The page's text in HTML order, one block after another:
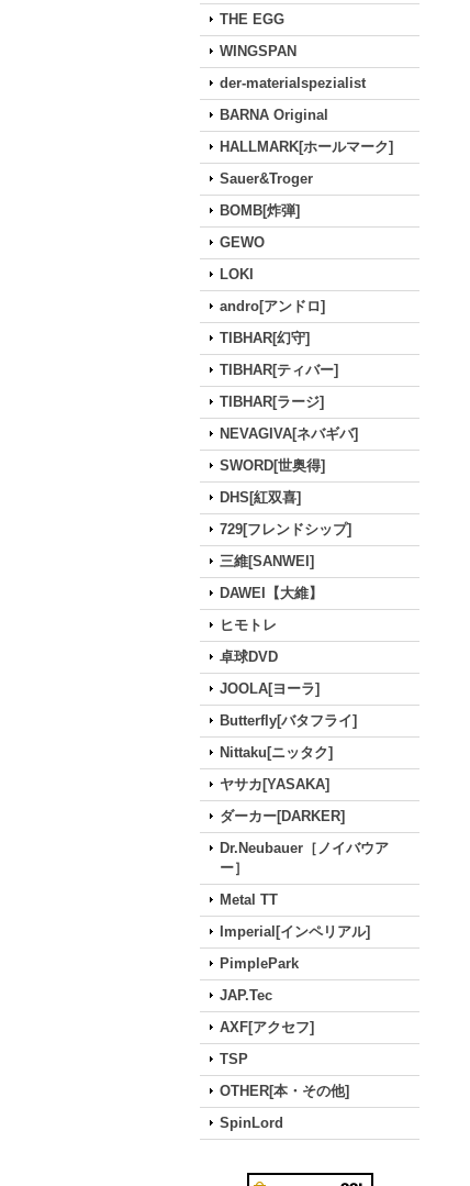
THE EGG
WINGSPAN
der-materialspezialist
BARNA Original
HALLMARK[ホールマーク]
Sauer&Troger
BOMB[炸弾]
GEWO
LOKI
andro[アンドロ]
TIBHAR[幻守]
TIBHAR[ティバー]
TIBHAR[ラージ]
NEVAGIVA[ネバギバ]
SWORD[世奥得]
DHS[紅双喜]
729[フレンドシップ]
三維[SANWEI]
DAWEI【大維】
ヒモトレ
卓球DVD
JOOLA[ヨーラ]
Butterfly[バタフライ]
Nittaku[ニッタク]
ヤサカ[YASAKA]
ダーカー[DARKER]
Dr.Neubauer［ノイバウア
ー］
Metal TT
Imperial[インペリアル]
PimplePark
JAP.Tec
AXF[アクセフ]
TSP
OTHER[本・その他]
SpinLord